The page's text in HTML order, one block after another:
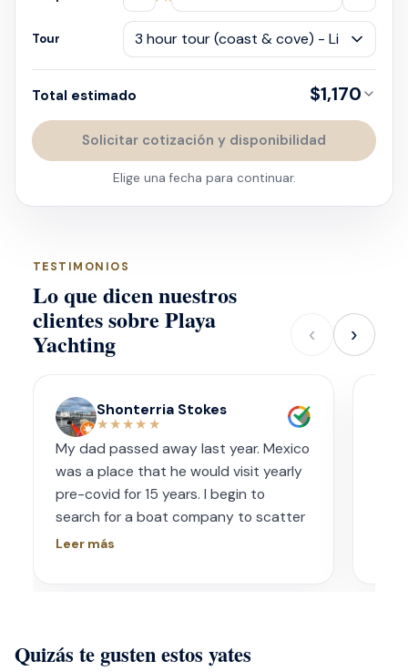
Tour
Total estimado $1,170
Solicitar cotización y disponibilidad
Elige una fecha para continuar.
TESTIMONIOS
Lo que dicen nuestros
clientes sobre Playa
Yachting ‹ ›
Shonterria Stokes
★★★★★
My dad passed away last year. Mexico
was a place that he would visit yearly
pre-covid for 15 years. I begin to
search for a boat company to scatter
his ashes in his favorite place one year
they were sensitive to the occasion. If
Leer más
Quizás te gusten estos yates